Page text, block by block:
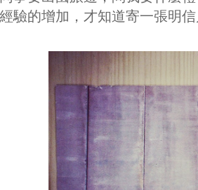
驗的增加，才知道寄一張明